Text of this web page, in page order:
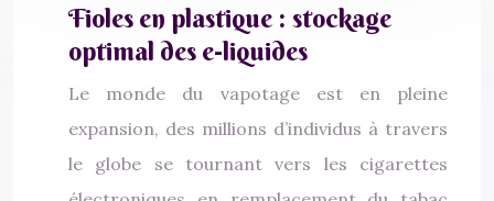
Fioles en plastique : stockage
optimal des e-liquides
Le monde du vapotage est en pleine
expansion, des millions d’individus à travers
le globe se tournant vers les cigarettes